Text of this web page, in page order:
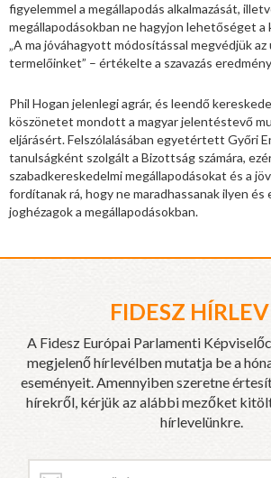
figyelemmel a megállapodás alkalmazását,
megállapodásokban ne hagyjon lehetőséget
„A ma jóváhagyott módosítással megvédjük
termelőinket” – értékelte a szavazás
Phil Hogan jelenlegi agrár, és leendő
köszönetet mondott a magyar jelentéstevő
eljárásért. Felszólalásában egyetértett Győri
tanulságként szolgált a Bizottság számára,
szabadkereskedelmi megállapodásokat és a
fordítanak rá, hogy ne maradhassanak ilyen és
joghézagok a megállapodásokban.
FIDESZ
A Fidesz Európai Parlamenti
megjelenő hírlevélben mutatja be a
eseményeit. Amennyiben szeretne
hírekről, kérjük az alábbi mezőket
hírlevelünkre.